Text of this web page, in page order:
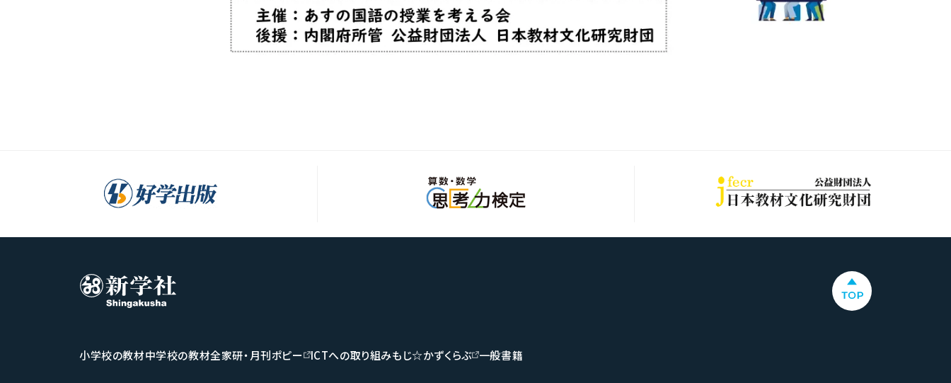
小学校の教材中学校の教材全家研・月刊ポピー ICTへの取り組みもじ☆かずくらぶ 一般書籍